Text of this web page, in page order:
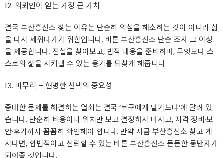
12. 의뢰인이 얻는 가장 큰 가치
결국 부산흥신소 찾는 이유는 단순히 의심을 해소하는 것이 아니라 삶
을 다시 세워나가기 위함입니다. 바른 부산흥신소 단순 조사 그 이상
을 제공합니다. 진실을 찾아보고, 법적 대응을 준비하며, 무엇보다 스
스로의 삶을 지켜낼 수 있는 용기를 되찾게 해줍니다.
13. 마무리 – 현명한 선택의 중요성
중대한 문제를 해결하는 열쇠는 결국 ‘누구에게 맡기느냐’에 달려 있
습니다. 단순히 비용이나 위치만 보고 결정하지 마시고, 자격·장비·보
안·후기까지 꼼꼼히 확인해야 합니다. 만약 지금 부산흥신소 찾고 계
시다면, 합법적이고 신뢰할 수 있는 바른 부산흥신소 든든한 동반자가
되어줄 것입니다.